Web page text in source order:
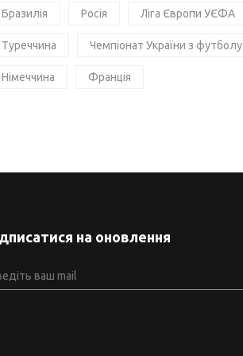
Бразилія Росія Ліга Європи УЄФА
Туреччина Чемпіонат України з футболу
Німеччина Франція
на оновлення